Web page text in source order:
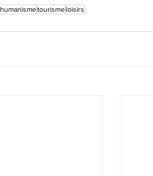
humanismetourismeloisirs